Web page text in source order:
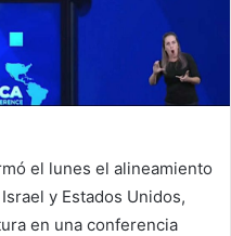
el lunes el alineamiento
y Estados Unidos,
en una conferencia